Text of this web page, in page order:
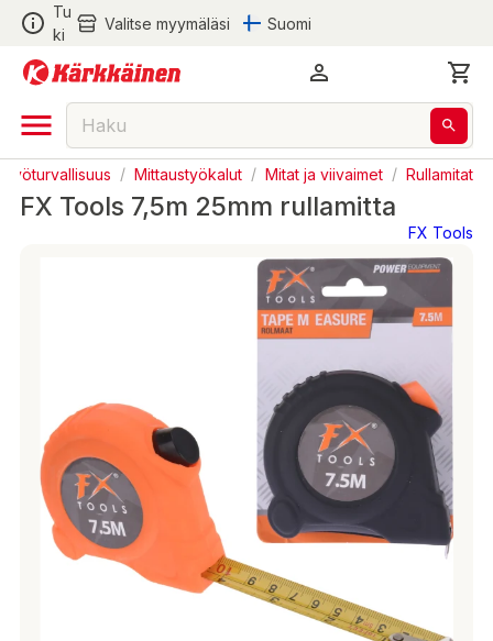
Tu
ki
Valitse myymäläsi Suomi
/ Mittaustyökalut / Mitat ja viivaimet / Rullamitat
FX Tools 7,5m 25mm rullamitta
FX Tools